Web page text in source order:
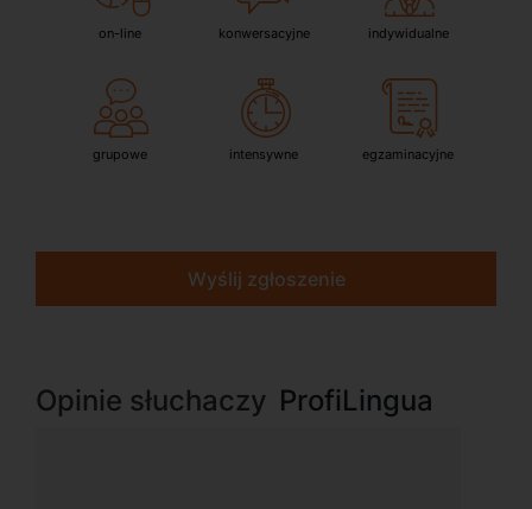
on-line konwersacyjne indywidualne
grupowe intensywne egzaminacyjne
Wyślij zgłoszenie
Opinie słuchaczy ProfiLingua